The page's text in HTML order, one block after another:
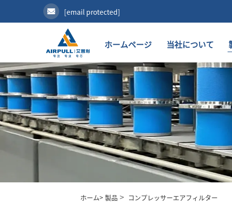
[email protected]
ホームページ 当社について
ホーム> 製品 > コンプレッサーエアフィルター